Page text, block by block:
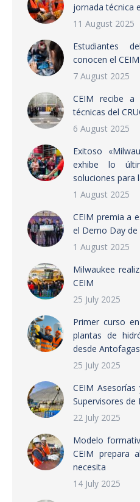
jornada técnica
11 August 2025
Estudiantes
conocen el CEIM
7 August 2025
CEIM recibe a
técnicas del
6 August 2025
Exitoso
exhibe lo
soluciones para
1 August 2025
CEIM premia a
el Demo Day de
1 August 2025
Milwaukee
CEIM
25 July 2025
Primer curso
plantas de
desde
25 July 2025
CEIM
Supervisores de
22 July 2025
Modelo
CEIM prepara
necesita
14 July 2025